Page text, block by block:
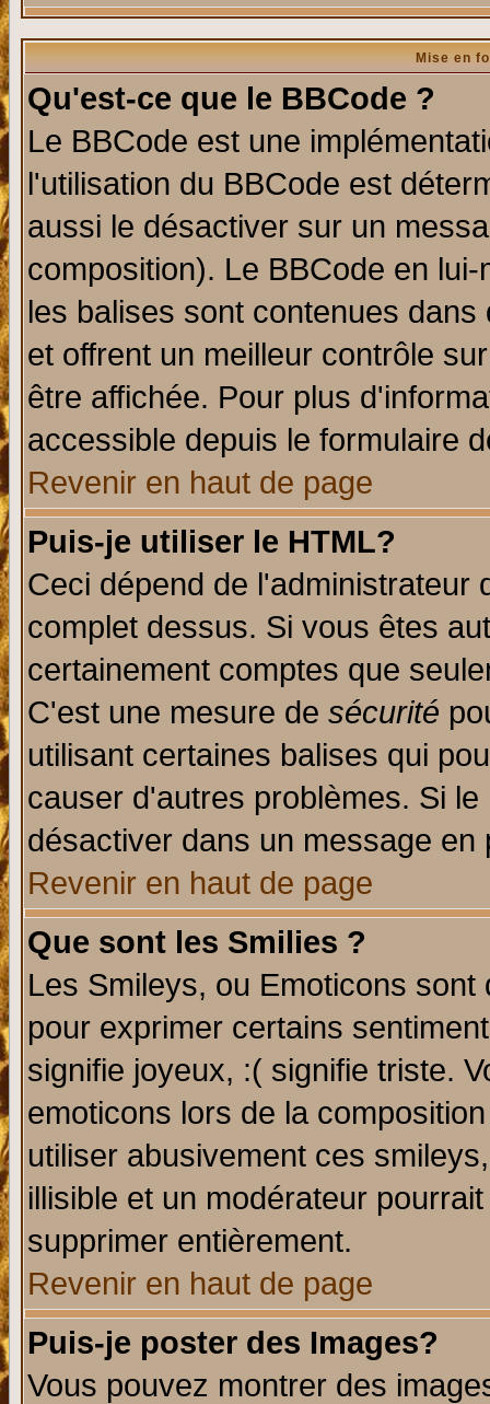
Mise en
Qu'est-ce que le BBCode ?
Le BBCode est une
l'utilisation du BBCode est
aussi le désactiver sur un
composition). Le BBCode en
les balises sont contenues
et offrent un meilleur contrôle
être affichée. Pour plus
accessible depuis le formulaire
Revenir en haut de page
Puis-je utiliser le HTML?
Ceci dépend de l'administrateur
complet dessus. Si vous êtes
certainement comptes que
C'est une mesure de sécurité
utilisant certaines balises qui
causer d'autres problèmes. Si
désactiver dans un message
Revenir en haut de page
Que sont les Smilies ?
Les Smileys, ou Emoticons
pour exprimer certains
signifie joyeux, :( signifie triste.
emoticons lors de la
utiliser abusivement ces
illisible et un modérateur
supprimer entièrement.
Revenir en haut de page
Puis-je poster des Images?
Vous pouvez montrer des